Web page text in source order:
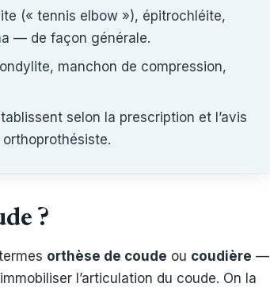
(« tennis elbow »), épitrochléite,
— de façon générale.
manchon de compression,
selon la prescription et l’avis
orthoprothésiste.
?
orthèse de coude ou coudière —
l’articulation du coude. On la